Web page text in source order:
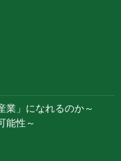
業」になれるのか～
能性～